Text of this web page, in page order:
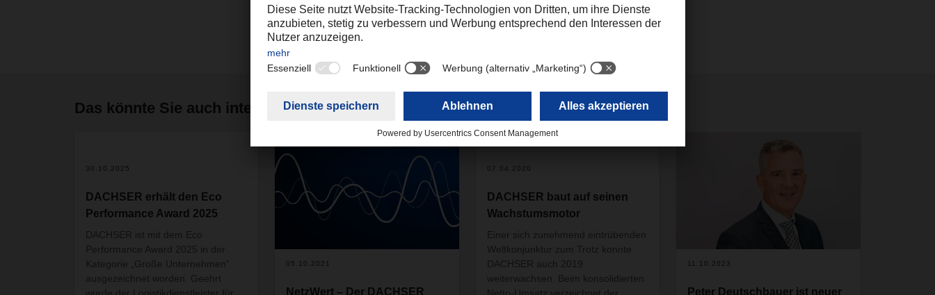
Das könnte Sie auch interessieren
30.10.2025
DACHSER erhält den Eco
Performance Award 2025
DACHSER ist mit dem Eco
Performance Award 2025 in der
Kategorie „Große Unternehmen“
ausgezeichnet worden. Geehrt
05.10.2021
NetzWert – Der DACHSER
07.04.2020
DACHSER baut auf seinen
Wachstumsmotor
Einer sich zunehmend eintrübenden
Weltkonjunktur zum Trotz konnte
DACHSER auch 2019
weiterwachsen. Beim konsolidierten
11.10.2023
Peter Deutschbauer ist neuer